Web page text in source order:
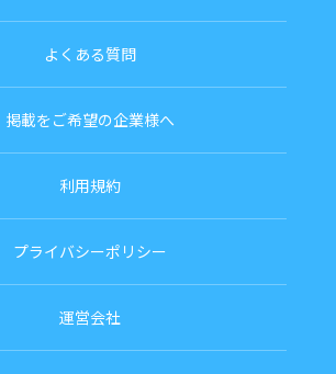
よくある質問
掲載をご希望の企業様へ
利用規約
プライバシーポリシー
運営会社